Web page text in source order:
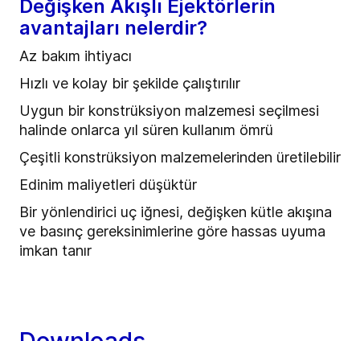
Değişken Akışlı Ejektörlerin
avantajları nelerdir?
Az bakım ihtiyacı
Hızlı ve kolay bir şekilde çalıştırılır
Uygun bir konstrüksiyon malzemesi seçilmesi
halinde onlarca yıl süren kullanım ömrü
Çeşitli konstrüksiyon malzemelerinden üretilebilir
Edinim maliyetleri düşüktür
Bir yönlendirici uç iğnesi, değişken kütle akışına
ve basınç gereksinimlerine göre hassas uyuma
imkan tanır